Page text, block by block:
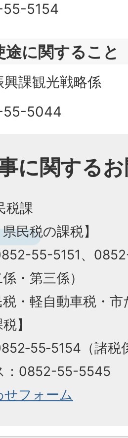
55-5154
途に関すること
課観光戦略係
55-5044
に関する
税課
民税の課税】
55-5151、
・第三係）
・軽自動車税・
】
（諸税
：0852-55-5545
せフォーム